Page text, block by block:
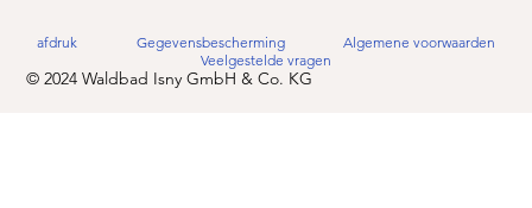
© 2024 Waldbad Isny GmbH & Co. KG
afdruk Gegevensbescherming
Algemene voorwaarden
Veelgestelde vragen